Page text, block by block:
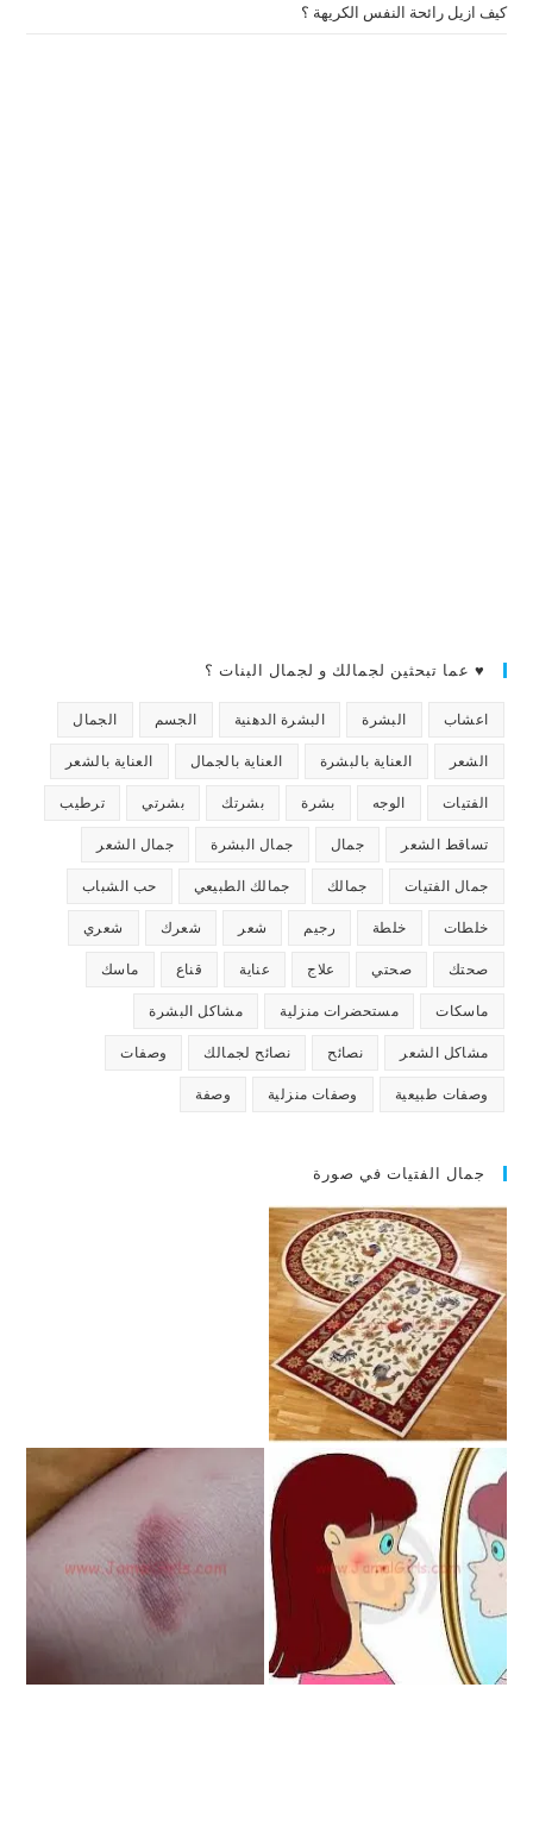
كيف ازيل رائحة النفس الكريهة ؟
♥ عما تبحثين لجمالك و لجمال البنات ؟
اعشاب البشرة البشرة الدهنية الجسم الجمال
الشعر العناية بالبشرة العناية بالجمال العناية بالشعر
الفتيات الوجه بشرة بشرتك بشرتي ترطيب
تساقط الشعر جمال جمال البشرة جمال الشعر
جمال الفتيات جمالك جمالك الطبيعي حب الشباب
خلطات خلطة رجيم شعر شعرك شعري
صحتك صحتي علاج عناية قناع ماسك
ماسكات مستحضرات منزلية مشاكل البشرة
مشاكل الشعر نصائح نصائح لجمالك وصفات
وصفات طبيعية وصفات منزلية وصفة
جمال الفتيات في صورة